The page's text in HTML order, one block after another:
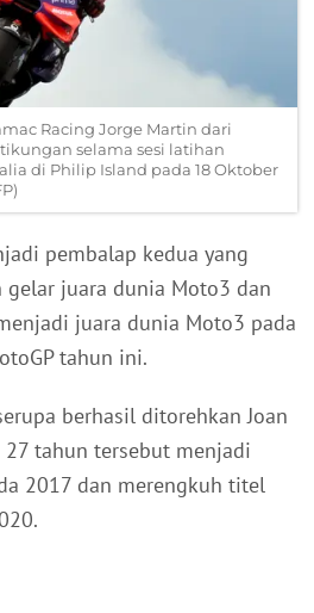
Racing Jorge Martin dari
selama sesi latihan
di Philip Island pada 18 Oktober
pembalap kedua yang
gelar juara dunia Moto3 dan
juara dunia Moto3 pada
tahun ini.
berhasil ditorehkan Joan
27 tahun tersebut menjadi
2017 dan merengkuh titel